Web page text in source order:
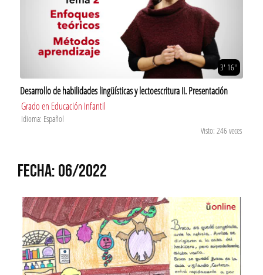
3' 16''
Desarrollo de habilidades lingüísticas y lectoescritura II. Presentación
Grado en Educación Infantil
Idioma: Español
Visto: 246 veces
FECHA: 06/2022